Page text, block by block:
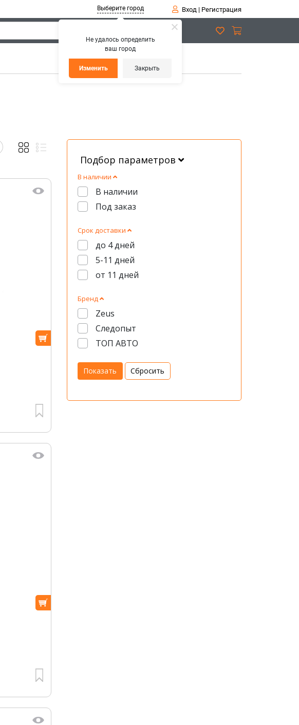
Не удалось определить
ваш город
Изменить Закрыть
Выберите город Вход| Регистрация
Подбор параметров
В наличии
В наличии
Под заказ
Срок доставки
до 4 дней
5-11 дней
от 11 дней
Бренд
Zeus
Следопыт
ТОП АВТО